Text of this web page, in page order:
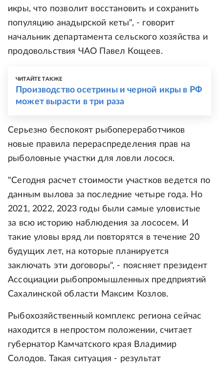
икры, что позволит восстановить и сохранить
популяцию анадырской кеты", - говорит
начальник департамента сельского хозяйства и
продовольствия ЧАО Павел Кощеев.
ЧИТАЙТЕ ТАКЖЕ
Производство осетрины и черной икры в РФ
может вырасти в три раза
Серьезно беспокоят рыбопереработчиков
новые правила перераспределения прав на
рыболовные участки для ловли лосося.
"Сегодня расчет стоимости участков ведется по
данным вылова за последние четыре года. Но
2021, 2022, 2023 годы были самые уловистые
за всю историю наблюдения за лососем. И
такие уловы вряд ли повторятся в течение 20
будущих лет, на которые планируется
заключать эти договоры", - поясняет президент
Ассоциации рыбопромышленных предприятий
Сахалинской области Максим Козлов.
Рыбохозяйственный комплекс региона сейчас
находится в непростом положении, считает
губернатор Камчатского края Владимир
Солодов. Такая ситуация - результат